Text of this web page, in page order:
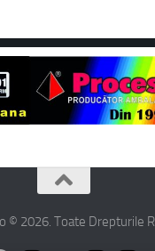
© 2026. Toate Drepturile